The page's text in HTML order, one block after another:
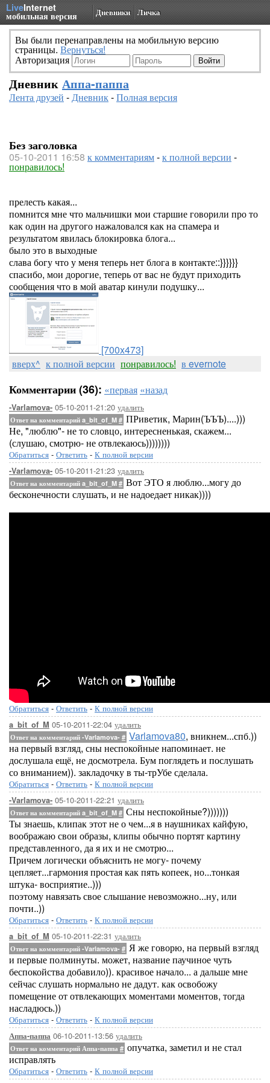
LiveInternet
мобильная версия Дневники Личка
Вы были перенаправлены на мобильную версию
страницы. Вернуться!
Авторизация
Дневник Аппа-паппа
Лента друзей -Дневник-Полная версия
Без заголовка
05-10-2011 16:58 к комментариям-к полной версии -
понравилось!
прелесть какая...
помнится мне что мальчишки мои старшие говорили про то
как один на другого нажаловался как на спамера и
результатом явилась блокировка блога...
было это в выходные
слава богу что у меня теперь нет блога в контакте::}}}}}}
спасибо, мои дорогие, теперь от вас не будут приходить
сообщения что в мой аватар кинули подушку...
[700x473]
вверх^ к полной версии понравилось! в evernote
Комментарии (36): «первая «назад
-Varlamova- 05-10-2011-21:20 удалить
Ответ на комментарий a_bit_of_M # ПРиветик, Марин(ЪЪЪ)....)))
Не, "люблю"- не то словцо, интересненькая, скажем...
(слушаю, смотрю- не отвлекаюсь))))))))
Обратиться - Ответить - К полной версии
-Varlamova- 05-10-2011-21:23 удалить
Ответ на комментарий a_bit_of_M # Вот ЭТО я люблю...могу до
бесконечности слушать, и не надоедает никак))))
Обратиться - Ответить - К полной версии
a_bit_of_M 05-10-2011-22:04 удалить
Ответ на комментарий -Varlamova- # Varlamova80, вникнем...спб.))
на первый взгляд, сны неспокойные напоминает. не
дослушала ещё, не досмотрела. Бум поглядеть и послушать
со вниманием)). закладочку в ты-трУбе сделала.
Обратиться - Ответить - К полной версии
-Varlamova- 05-10-2011-22:21 удалить
Ответ на комментарий a_bit_of_M # Сны неспокойные?)))))))
Ты знаешь, клипак этот не о чем...я в наушниках кайфую,
воображаю свои образы, клипы обычно портят картину
представленного, да я их и не смотрю...
Причем логически объяснить не могу- почему
цепляет...гармония простая как пять копеек, но...тонкая
штука- восприятие..)))
поэтому навязать свое слышание невозможно...ну, или
почти..))
Обратиться - Ответить - К полной версии
a_bit_of_M 05-10-2011-22:31 удалить
Ответ на комментарий -Varlamova- # Я же говорю, на первый взгляд
и первые полминуты. может, название паучиное чуть
беспокойства добавило)). красивое начало... а дальше мне
сейчас слушать нормально не дадут. как освобожу
помещение от отвлекающих моментами моментов, тогда
насладюсь.))
Обратиться - Ответить - К полной версии
Аппа-паппа 06-10-2011-13:56 удалить
Ответ на комментарий Аппа-паппа # опучатка, заметил и не стал
исправлять
Обратиться - Ответить - К полной версии